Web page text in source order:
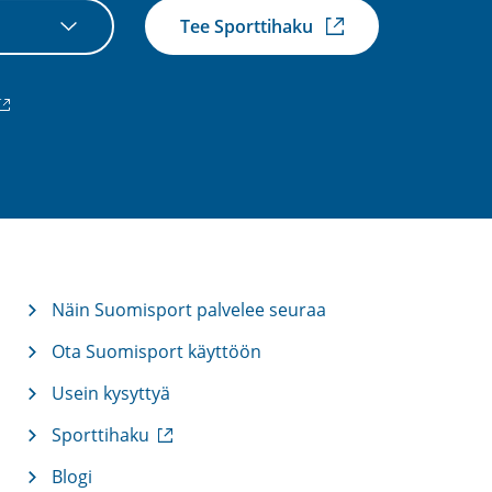
Tee Sporttihaku
Näin Suomisport palvelee seuraa
Ota Suomisport käyttöön
Usein kysyttyä
Sporttihaku
Blogi